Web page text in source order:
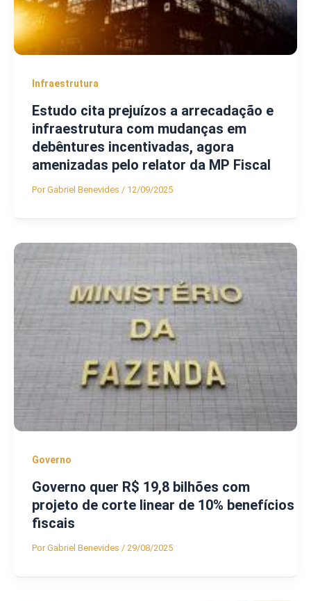
Infraestrutura
Estudo cita prejuízos a arrecadação e
infraestrutura com mudanças em
debêntures incentivadas, agora
amenizadas pelo relator da MP Fiscal
PorGabriel Benevides / 12/09/2025
Governo
Governo quer R$ 19,8 bilhões com
projeto de corte linear de 10% benefícios
fiscais
PorGabriel Benevides / 29/08/2025